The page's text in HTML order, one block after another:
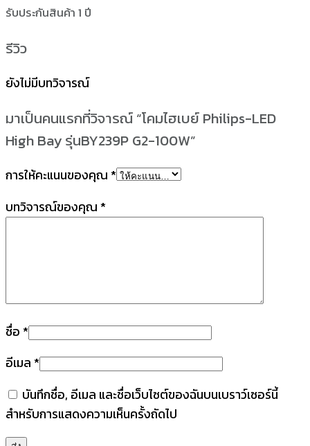
รับประกันสินค้า 1 ปี
รีวิว
ยังไม่มีบทวิจารณ์
มาเป็นคนแรกที่วิจารณ์ “โคมไฮเบย์ Philips-LED
High Bay รุ่นBY239P G2-100W”
การให้คะแนนของคุณ*
บทวิจารณ์ของคุณ*
ชื่อ*
อีเมล*
บันทึกชื่อ, อีเมล และชื่อเว็บไซต์ของฉันบนเบราว์เซอร์นี้
สำหรับการแสดงความเห็นครั้งถัดไป